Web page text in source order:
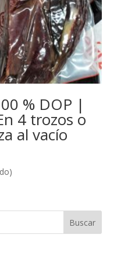
% DOP |
4 trozos o
al vacío